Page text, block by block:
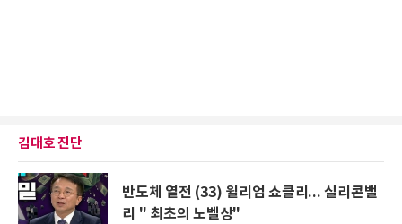
김대호 진단
반도체 열전 (33) 윌리엄 쇼클리... 실리콘밸
리 " 최초의 노벨상"